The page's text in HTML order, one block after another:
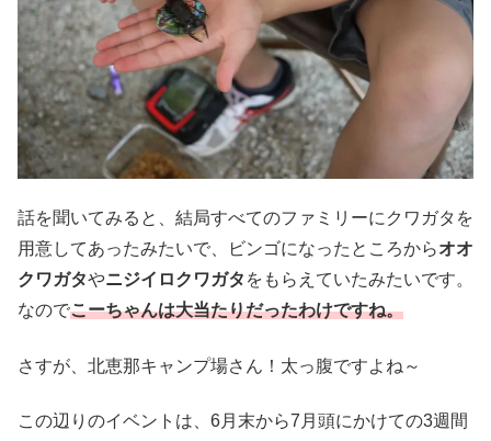
話を聞いてみると、結局すべてのファミリーにクワガタを
用意してあったみたいで、ビンゴになったところからオオ
クワガタやニジイロクワガタ をもらえていたみたいです。
なのでこーちゃんは大当たりだったわけですね。
さすが、北恵那キャンプ場さん！太っ腹ですよね～
この辺りのイベントは、6月末から7月頭にかけての3週間